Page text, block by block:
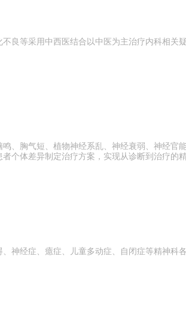
良等采用中西医结合以中医为主治疗内科相关
、胸气短、植物神经系乱、神经衰弱、神经官
个体差异制定治疗方案，实现从诊断到治疗的精
神经症、癔症、儿童多动症、自闭症等精神科